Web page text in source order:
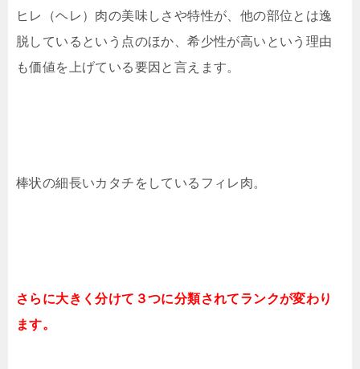
ヒレ（ヘレ）肉の美味しさや特性が、他の部位とは逸
脱しているという点のほか、希少性が高いという理由
も価値を上げている要因と言えます。
棒状の細長いカタチをしているフィレ肉。
さらに大きく分けて３つに分類されてランクが変わり
ます。